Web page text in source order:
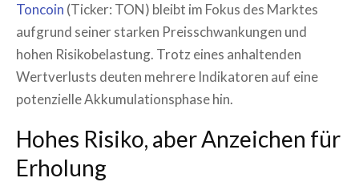
Toncoin (Ticker: TON) bleibt im Fokus des Marktes
aufgrund seiner starken Preisschwankungen und
hohen Risikobelastung. Trotz eines anhaltenden
Wertverlusts deuten mehrere Indikatoren auf eine
potenzielle Akkumulationsphase hin.
Hohes Risiko, aber Anzeichen für
Erholung